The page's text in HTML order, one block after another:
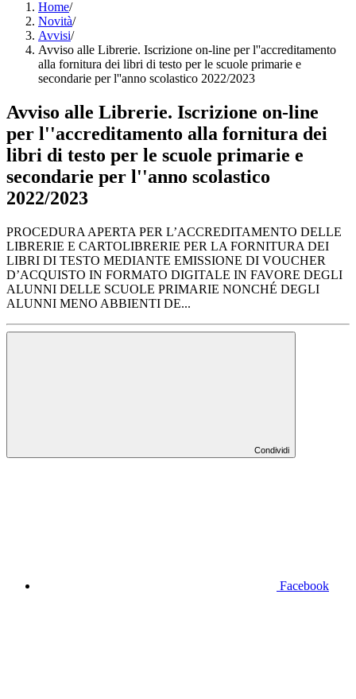
Home/
Novità/
Avvisi/
Avviso alle Librerie. Iscrizione on-line per l''accreditamento
alla fornitura dei libri di testo per le scuole primarie e
secondarie per l''anno scolastico 2022/2023
Avviso alle Librerie. Iscrizione on-line
per l''accreditamento alla fornitura dei
libri di testo per le scuole primarie e
secondarie per l''anno scolastico
2022/2023
PROCEDURA APERTA PER L’ACCREDITAMENTO DELLE
LIBRERIE E CARTOLIBRERIE PER LA FORNITURA DEI
LIBRI DI TESTO MEDIANTE EMISSIONE DI VOUCHER
D’ACQUISTO IN FORMATO DIGITALE IN FAVORE DEGLI
ALUNNI DELLE SCUOLE PRIMARIE NONCHÉ DEGLI
ALUNNI MENO ABBIENTI DE...
Condividi
Facebook